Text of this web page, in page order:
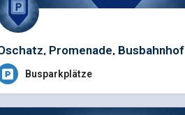
Promenade, Busbahnhof
Busparkplätze